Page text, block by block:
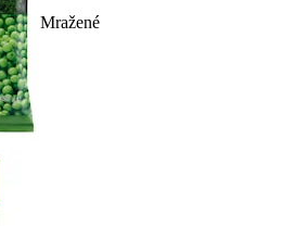
Mražené